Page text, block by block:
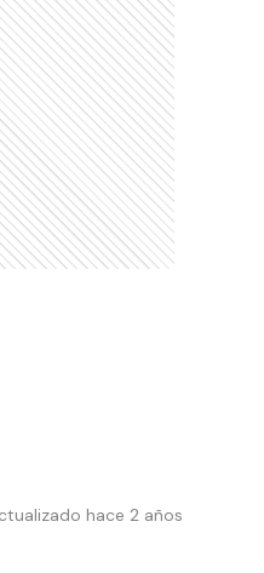
hace 2 años